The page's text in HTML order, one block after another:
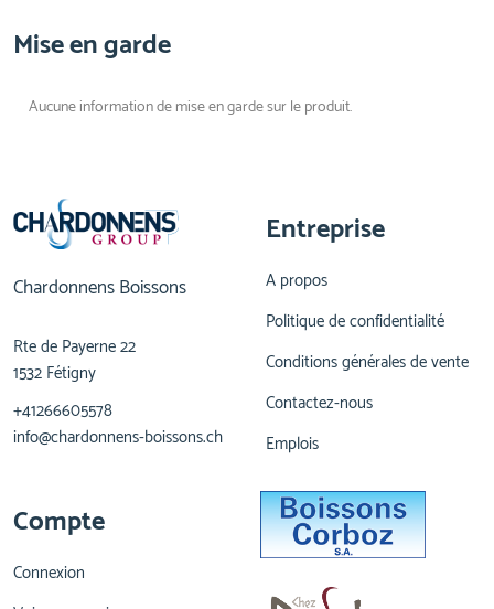
Mise en garde
Aucune information de mise en garde sur le produit.
Chardonnens Boissons
Rte de Payerne 22
1532 Fétigny
+41266605578
info@chardonnens-boissons.ch
Entreprise
A propos
Politique de confidentialité
Conditions générales de vente
Contactez-nous
Emplois
Compte
Connexion